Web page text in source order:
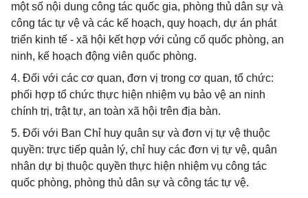
một số nội dung công tác quốc gia, phòng thủ dân sự và
công tác tự vệ và các kế hoạch, quy hoạch, dự án phát
triển kinh tế - xã hội kết hợp với củng cố quốc phòng, an
ninh, kế hoạch động viên quốc phòng.
4. Đối với các cơ quan, đơn vị trong cơ quan, tổ chức:
phối hợp tổ chức thực hiện nhiệm vụ bảo vệ an ninh
chính trị, trật tự, an toàn xã hội trên địa bàn.
5. Đối với Ban Chỉ huy quân sự và đơn vị tự vệ thuộc
quyền: trực tiếp quản lý, chỉ huy các đơn vị tự vệ, quân
nhân dự bị thuộc quyền thực hiện nhiệm vụ công tác
quốc phòng, phòng thủ dân sự và công tác tự vệ.